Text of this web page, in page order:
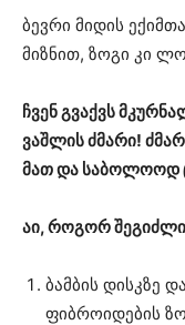
ბევრი მიდის
მიზნით, ზოგი კი
ჩვენ გვაქვს
ვაშლის ძმარი!
მათ და საბოლოოდ
აი, როგორ
ბამბის დისკზე
ფიბროიდების